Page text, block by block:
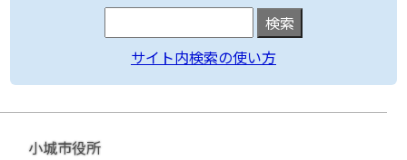
サイト内検索の使い方
小城市役所